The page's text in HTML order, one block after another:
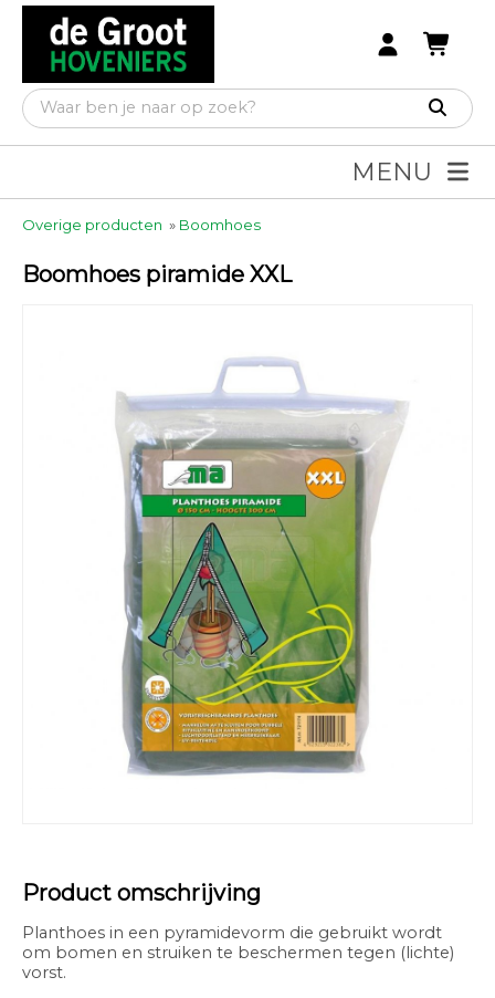
MENU
Overige producten » Boomhoes
Boomhoes piramide XXL
Product omschrijving
Planthoes in een pyramidevorm die gebruikt wordt
om bomen en struiken te beschermen tegen (lichte)
vorst.